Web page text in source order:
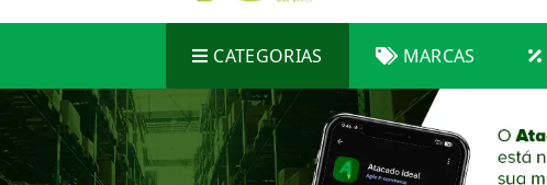
CATEGORIAS MARCAS